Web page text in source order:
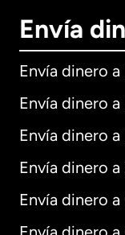
Envía
Envía dinero
Envía dinero a
Envía dinero a
Envía dinero
Envía dinero a